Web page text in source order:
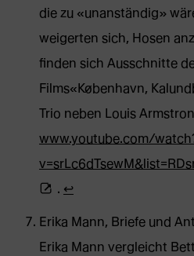
die zu «unanständig»
weigerten sich, Hosen
finden sich Ausschnitte
Films«København,
Trio neben Louis
www.youtube.com/
(Öffnet
externe
Webseite
. ↩︎
Erika Mann, Briefe und
Erika Mann vergleicht